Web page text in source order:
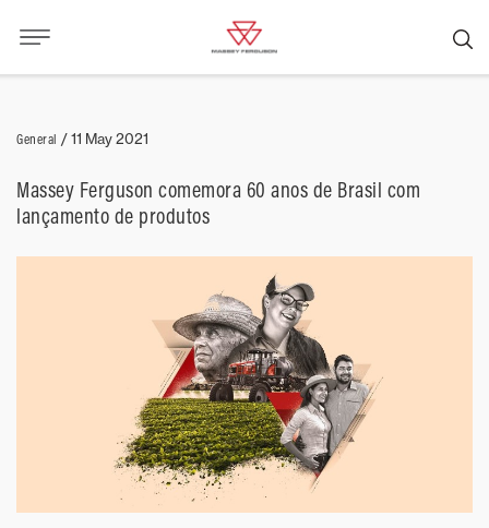
General /11 May 2021
Massey Ferguson comemora 60 anos de Brasil com
lançamento de produtos